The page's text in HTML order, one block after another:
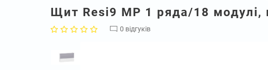
Щит Resi9 MP 1 ряда/18 модулі,
0 відгуків